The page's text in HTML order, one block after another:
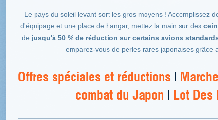
Le pays du soleil levant sort les gros moyens ! Accomplissez
d'équipage et une place de hangar, mettez la main sur des
de jusqu'à 50 % de réduction sur certains avions
emparez-vous de perles rares japonaises grâce
Offres spéciales et réductions |
combat du Japon | Lot